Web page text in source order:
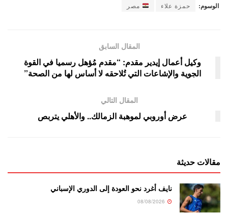
الوسوم: حمزة علاء مصر
المقال السابق
وكيل أعمال إيدير مقدم: “مقدم مُؤهل رسميا في القوة
الجوية والإشاعات التي تُلاحقه لا أساس لها من الصحة”
المقال التالي
عرض أوروبي لموهبة الزمالك.. والأهلي يتربص
مقالات حديثة
نايف أغرد نحو العودة إلى الدوري الإسباني